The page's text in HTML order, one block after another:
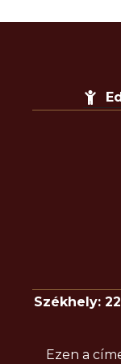
Székhely:
Ezen a